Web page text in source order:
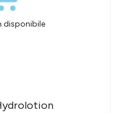
disponibile